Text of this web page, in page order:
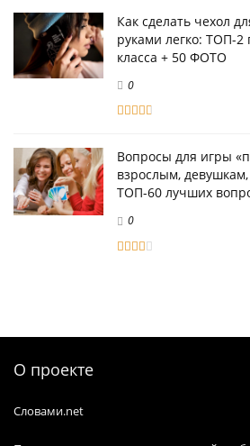
Как сделать чехол
руками легко: ТОП-
класса + 50 ФОТО
0
Вопросы для игры
взрослым,
ТОП-60 лучших
0
О проекте
Словами.net